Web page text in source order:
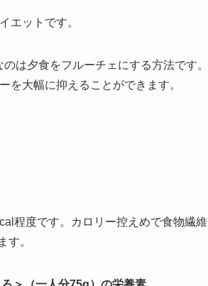
エットです。
は夕食をフルーチェにする方法です。
を大幅に抑えることができます。
程度です。カロリー控えめで食物繊維
す。